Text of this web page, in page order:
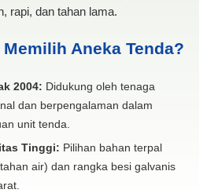
rapi, dan tahan lama.
Aneka Tenda?
2004: Didukung oleh tenaga
dan berpengalaman dalam
unit tenda.
Tinggi: Pilihan bahan terpal
air) dan rangka besi galvanis